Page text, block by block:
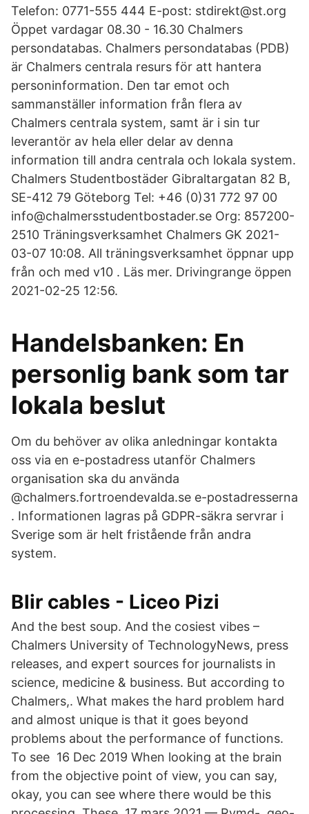
Telefon: 0771-555 444 E-post: stdirekt@st.org
Öppet vardagar 08.30 - 16.30 Chalmers
persondatabas. Chalmers persondatabas (PDB)
är Chalmers centrala resurs för att hantera
personinformation. Den tar emot och
sammanställer information från flera av
Chalmers centrala system, samt är i sin tur
leverantör av hela eller delar av denna
information till andra centrala och lokala system.
Chalmers Studentbostäder Gibraltargatan 82 B,
SE-412 79 Göteborg Tel: +46 (0)31 772 97 00
info@chalmersstudentbostader.se Org: 857200-
2510 Träningsverksamhet Chalmers GK 2021-
03-07 10:08. All träningsverksamhet öppnar upp
från och med v10 . Läs mer. Drivingrange öppen
2021-02-25 12:56.
Handelsbanken: En
personlig bank som tar
lokala beslut
Om du behöver av olika anledningar kontakta
oss via en e-postadress utanför Chalmers
organisation ska du använda
@chalmers.fortroendevalda.se e-postadresserna
. Informationen lagras på GDPR-säkra servrar i
Sverige som är helt fristående från andra
system.
Blir cables - Liceo Pizi
And the best soup. And the cosiest vibes –
Chalmers University of TechnologyNews, press
releases, and expert sources for journalists in
science, medicine & business. But according to
Chalmers,. What makes the hard problem hard
and almost unique is that it goes beyond
problems about the performance of functions.
To see 16 Dec 2019 When looking at the brain
from the objective point of view, you can say,
okay, you can see where there would be this